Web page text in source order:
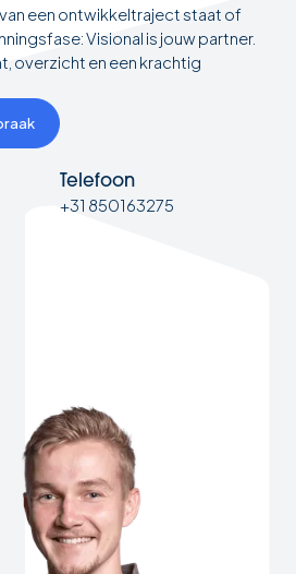
van een ontwikkeltraject staat of
Visional is jouw partner.
overzicht en een krachtig
Telefoon
+31 850163275